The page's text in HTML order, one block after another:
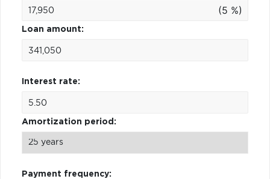
(5 %)
Loan amount:
Interest rate:
Amortization period:
Payment frequency: